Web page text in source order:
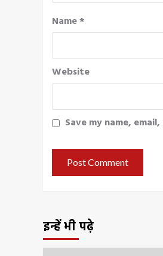
Name*
Website
Save my name,
इन्हें भी पढ़े